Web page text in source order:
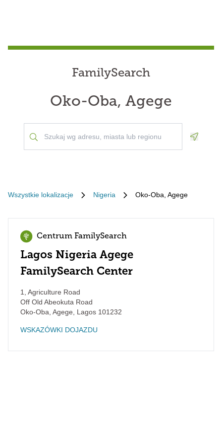
FamilySearch
Oko-Oba, Agege
Wszystkie lokalizacje Nigeria Oko-Oba, Agege
Centrum FamilySearch
Lagos Nigeria Agege
FamilySearch Center
1, Agriculture Road
Off Old Abeokuta Road
Oko-Oba, Agege
Lagos 101232
WSKAZÓWKI DOJAZDU